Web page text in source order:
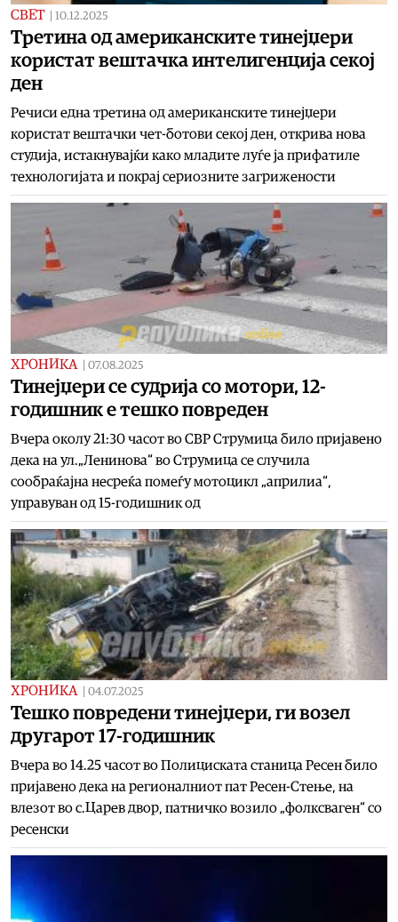
СВЕТ 10.12.2025
Третина од американските тинејџери
користат вештачка интелигенција секој
ден
Речиси една третина од американските тинејџери
користат вештачки чет-ботови секој ден, открива нова
студија, истакнувајќи како младите луѓе ја прифатиле
технологијата и покрај сериозните загрижености
ХРОНИКА 07.08.2025
Тинејџери се судрија со мотори, 12-
годишник е тешко повреден
Вчера околу 21:30 часот во СВР Струмица било пријавено
дека на ул.„Ленинова“ во Струмица се случила
сообраќајна несреќа помеѓу мотоцикл „априлиа“,
управуван од 15-годишник од
ХРОНИКА 04.07.2025
Тешко повредени тинејџери, ги возел
другарот 17-годишник
Вчера во 14.25 часот во Полициската станица Ресен било
пријавено дека на регионалниот пат Ресен-Стење, на
влезот во с.Царев двор, патничко возило „фолксваген“ со
ресенски